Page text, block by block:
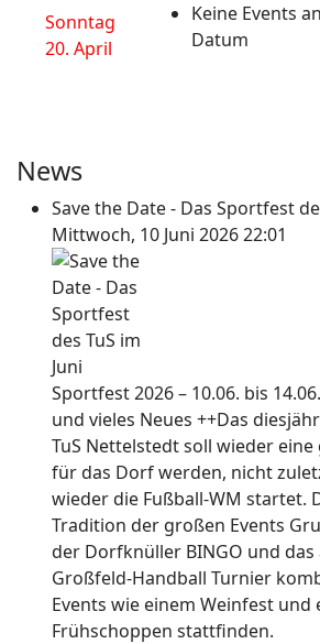
Sonntag
20. April
Keine Events
Datum
News
Save the Date - Das Sportfest
Mittwoch, 10 Juni 2026 22:01
Sportfest 2026 – 10.06. bis
und vieles Neues ++Das
TuS Nettelstedt soll wieder
für das Dorf werden, nicht
wieder die Fußball-WM startet.
Tradition der großen Events
der Dorfknüller BINGO und
Großfeld-Handball Turnier
Events wie einem Weinfest und
Frühschoppen stattfinden.